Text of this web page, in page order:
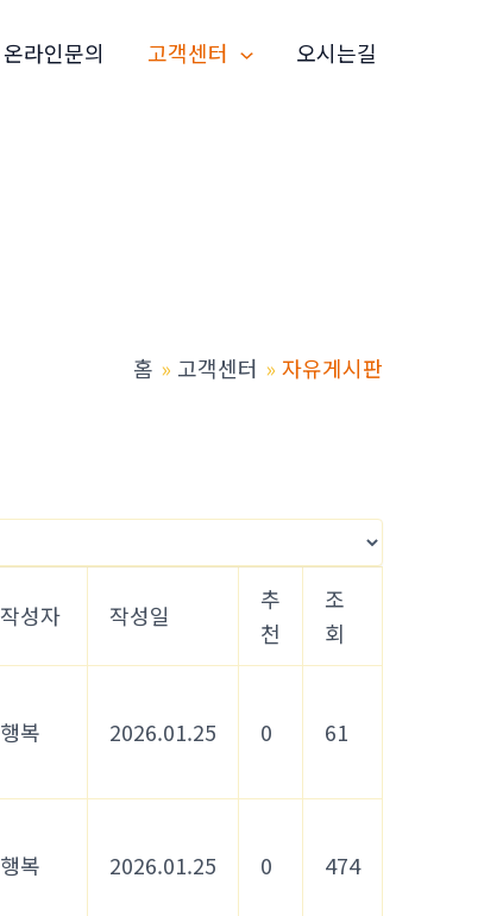
온라인문의 고객센터 오시는길
홈 고객센터 자유게시판
작성자 작성일
추
천
조
회
행복 2026.01.25 0 61
행복 2026.01.25 0 474